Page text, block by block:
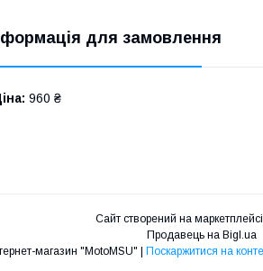
для замовлення
960 ₴
Сайт створений на маркетплейсі
Продавець на Bigl.ua
Поскаржитися на